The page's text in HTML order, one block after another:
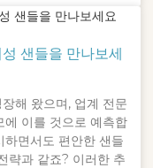
성도 높은 고객층을
큰 도움이 됩니다.
샌들을 만나보세
해 왔으며, 업계 전문
이를 것으로 예측합
하면서도 편안한 샌들
략과 같죠? 이러한 추